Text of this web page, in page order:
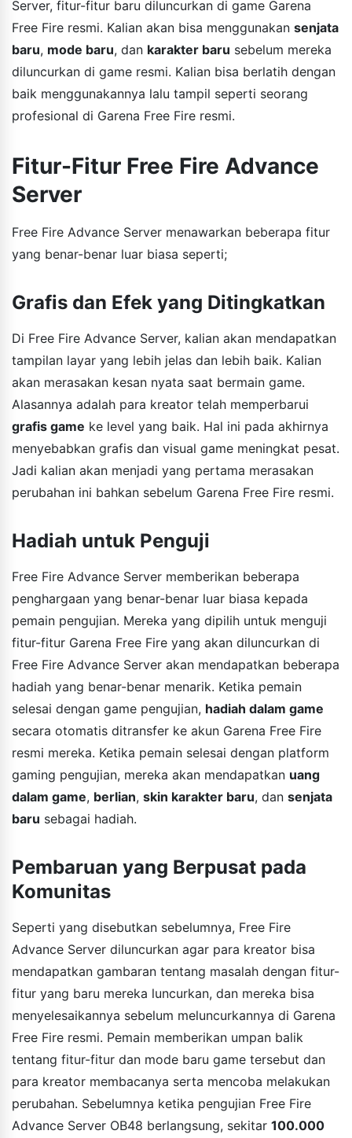
Server, fitur-fitur baru diluncurkan di game Garena
Free Fire resmi. Kalian akan bisa menggunakan senjata
baru, mode baru, dan karakter baru sebelum mereka
diluncurkan di game resmi. Kalian bisa berlatih dengan
baik menggunakannya lalu tampil seperti seorang
profesional di Garena Free Fire resmi.
Fitur-Fitur Free Fire Advance
Server
Free Fire Advance Server menawarkan beberapa fitur
yang benar-benar luar biasa seperti;
Grafis dan Efek yang Ditingkatkan
Di Free Fire Advance Server, kalian akan mendapatkan
tampilan layar yang lebih jelas dan lebih baik. Kalian
akan merasakan kesan nyata saat bermain game.
Alasannya adalah para kreator telah memperbarui
grafis game ke level yang baik. Hal ini pada akhirnya
menyebabkan grafis dan visual game meningkat pesat.
Jadi kalian akan menjadi yang pertama merasakan
perubahan ini bahkan sebelum Garena Free Fire resmi.
Hadiah untuk Penguji
Free Fire Advance Server memberikan beberapa
penghargaan yang benar-benar luar biasa kepada
pemain pengujian. Mereka yang dipilih untuk menguji
fitur-fitur Garena Free Fire yang akan diluncurkan di
Free Fire Advance Server akan mendapatkan beberapa
hadiah yang benar-benar menarik. Ketika pemain
selesai dengan game pengujian, hadiah dalam game
secara otomatis ditransfer ke akun Garena Free Fire
resmi mereka. Ketika pemain selesai dengan platform
gaming pengujian, mereka akan mendapatkan uang
dalam game, berlian, skin karakter baru, dan senjata
baru sebagai hadiah.
Pembaruan yang Berpusat pada
Komunitas
Seperti yang disebutkan sebelumnya, Free Fire
Advance Server diluncurkan agar para kreator bisa
mendapatkan gambaran tentang masalah dengan fitur-
fitur yang baru mereka luncurkan, dan mereka bisa
menyelesaikannya sebelum meluncurkannya di Garena
Free Fire resmi. Pemain memberikan umpan balik
tentang fitur-fitur dan mode baru game tersebut dan
para kreator membacanya serta mencoba melakukan
perubahan. Sebelumnya ketika pengujian Free Fire
Advance Server OB48 berlangsung, sekitar 100.000